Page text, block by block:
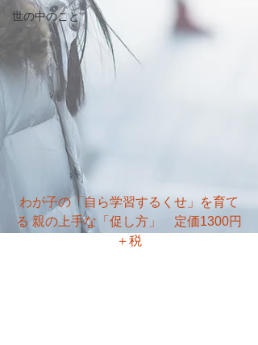
世の中のこと
わが子の「自ら学習するくせ」を育て
る 親の上手な「促し方」　定価1300円
＋税